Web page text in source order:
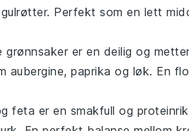
Perfekt som en lett
grønnsaker er en deilig og
aubergine, paprika og løk. En
feta er en smakfull og